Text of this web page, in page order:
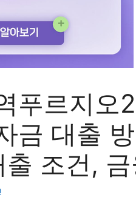
푸르지오
금 대출
조건,